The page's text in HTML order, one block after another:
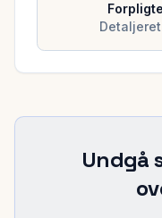
Undgå